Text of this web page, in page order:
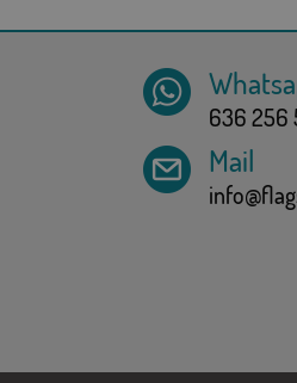
636 256
Mail